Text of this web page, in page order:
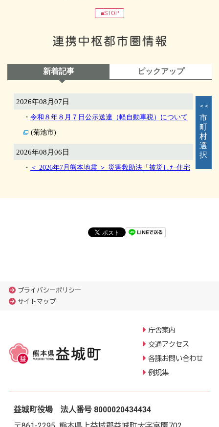
■STOP
プライバシーポリシー
サイトマップ
庁舎案内
交通アクセス
各課お問い合わせ
例規集
益城町役場 法人番号 8000020434434